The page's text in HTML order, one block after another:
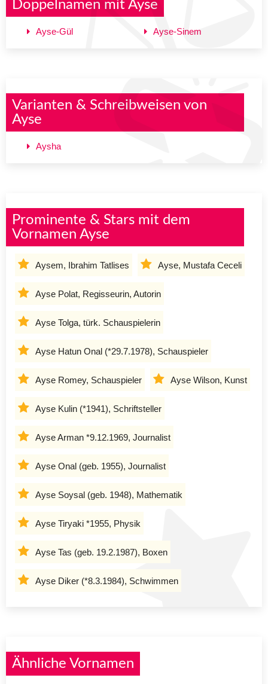
Doppelnamen mit Ayse
Ayse-Gül Ayse-Sinem
Varianten & Schreibweisen von
Ayse
Aysha
Prominente & Stars mit dem
Vornamen Ayse
Aysem, Ibrahim Tatlises Ayse, Mustafa Ceceli
Ayse Polat, Regisseurin, Autorin
Ayse Tolga, türk. Schauspielerin
Ayse Hatun Onal (*29.7.1978), Schauspieler
Ayse Romey, Schauspieler Ayse Wilson, Kunst
Ayse Kulin (*1941), Schriftsteller
Ayse Arman *9.12.1969, Journalist
Ayse Onal (geb. 1955), Journalist
Ayse Soysal (geb. 1948), Mathematik
Ayse Tiryaki *1955, Physik
Ayse Tas (geb. 19.2.1987), Boxen
Ayse Diker (*8.3.1984), Schwimmen
Ähnliche Vornamen